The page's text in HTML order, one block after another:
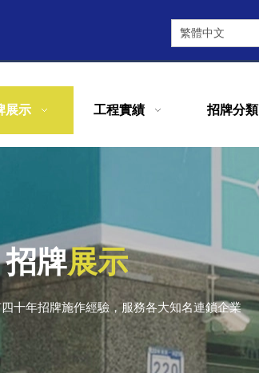
繁體中文
展示 工程實績 招牌分類
招牌展示
十年招牌施作經驗，服務各大知名連鎖企業